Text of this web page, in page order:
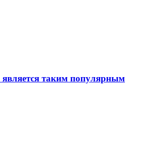
таким популярным